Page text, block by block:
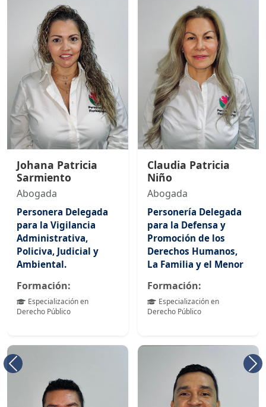
Johana Patricia
Sarmiento
Abogada
Personera Delegada
para la Vigilancia
Administrativa,
Policiva, Judicial y
Ambiental.
Formación:
Especialización en
Derecho Público
Claudia Patricia
Niño
Abogada
Personería Delegada
para la Defensa y
Promoción de los
Derechos Humanos,
La Familia y el Menor
Formación:
Especialización en
Derecho Público
Anterior